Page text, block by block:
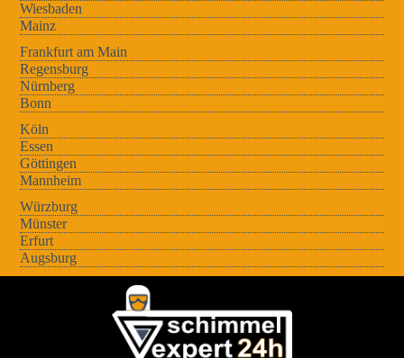
Wiesbaden
Mainz
Frankfurt am Main
Regensburg
Nürnberg
Bonn
Köln
Essen
Göttingen
Mannheim
Würzburg
Münster
Erfurt
Augsburg